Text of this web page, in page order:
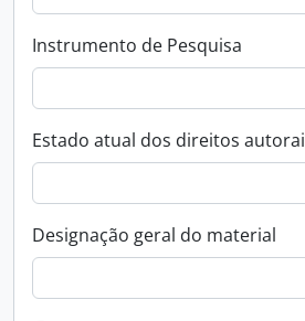
Instrumento de Pesquisa
Estado atual dos direitos
Designação geral do material